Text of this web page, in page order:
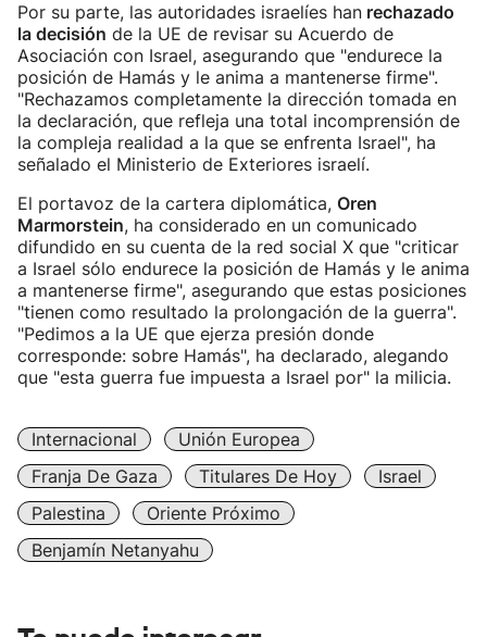
Por su parte, las autoridades israelíes han rechazado
la decisión de la UE de revisar su Acuerdo de
Asociación con Israel, asegurando que "endurece la
posición de Hamás y le anima a mantenerse firme".
"Rechazamos completamente la dirección tomada en
la declaración, que refleja una total incomprensión de
la compleja realidad a la que se enfrenta Israel", ha
señalado el Ministerio de Exteriores israelí.
El portavoz de la cartera diplomática, Oren
Marmorstein, ha considerado en un comunicado
difundido en su cuenta de la red social X que "criticar
a Israel sólo endurece la posición de Hamás y le anima
a mantenerse firme", asegurando que estas posiciones
"tienen como resultado la prolongación de la guerra".
"Pedimos a la UE que ejerza presión donde
corresponde: sobre Hamás", ha declarado, alegando
que "esta guerra fue impuesta a Israel por" la milicia.
Internacional
Unión Europea
Franja De Gaza
Titulares De Hoy
Israel
Palestina
Oriente Próximo
Benjamín Netanyahu